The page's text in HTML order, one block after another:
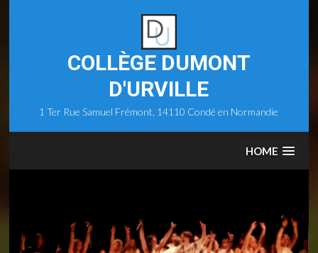
COLLÈGE DUMONT
D'URVILLE
1 Ter Rue Samuel Frémont, 14110 Condé en Normandie
HOME